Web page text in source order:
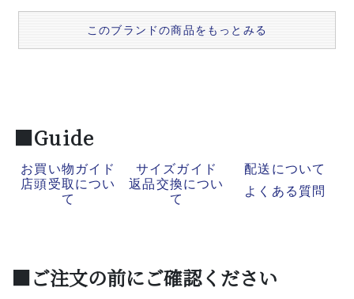
このブランドの商品をもっとみる
■Guide
お買い物ガイド サイズガイド
配送について
店頭受取につい
て
返品交換につい
て
よくある質問
■ご注文の前にご確認ください